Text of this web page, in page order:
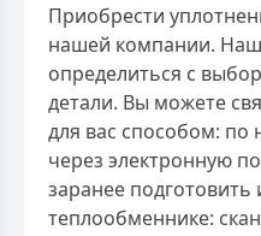
Приобрести
нашей компании.
определиться с
детали. Вы можете
для вас способом: по
через электронную
заранее
теплообменнике: